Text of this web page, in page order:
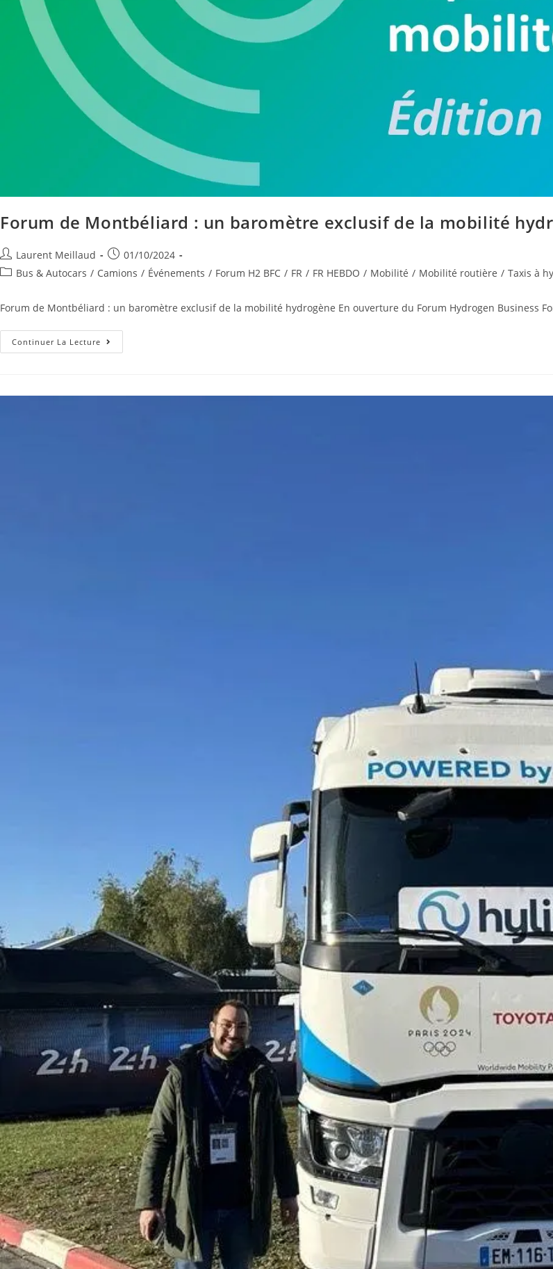
Forum de Montbéliard : un baromètre exclusif de la mobilité
Laurent Meillaud
01/10/2024
Bus & Autocars / Camions / Événements / Forum H2 BFC / FR / FR HEBDO / Mobilité / Mobilité routière / Taxis à
Forum de Montbéliard : un baromètre exclusif de la mobilité hydrogène En ouverture du Forum Hydrogen Business
Continuer La Lecture